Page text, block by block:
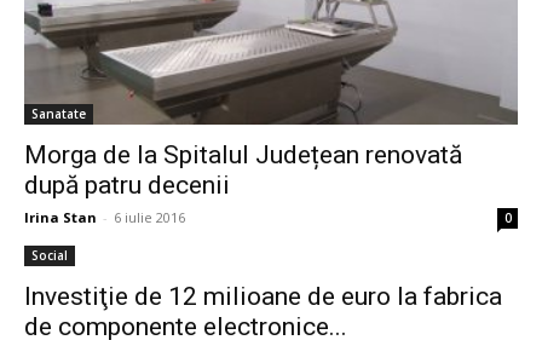
Sanatate
Morga de la Spitalul Județean renovată
după patru decenii
Irina Stan - 6 iulie 2016 0
Social
Investiţie de 12 milioane de euro la fabrica
de componente electronice...